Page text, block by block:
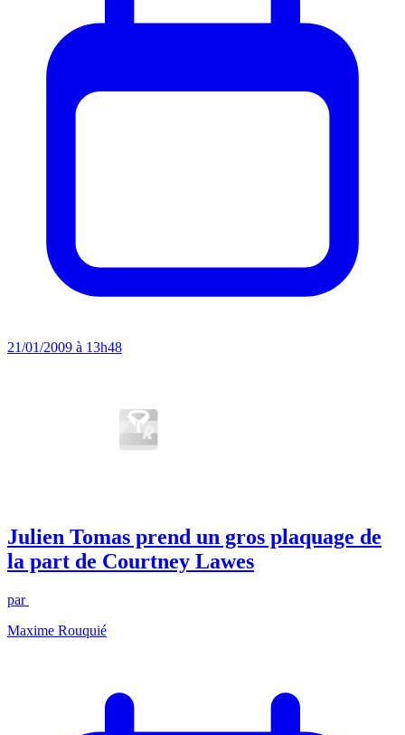
21/01/2009 à 13h48
Julien Tomas prend un gros plaquage de
la part de Courtney Lawes
par
Maxime Rouquié